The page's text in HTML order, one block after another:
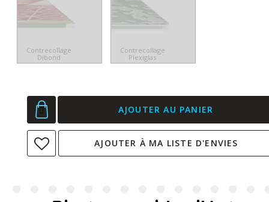
Contrecollage
Dibond
Contrecollage
Plexiglas
AJOUTER AU PANIER
AJOUTER À MA LISTE D'ENVIES